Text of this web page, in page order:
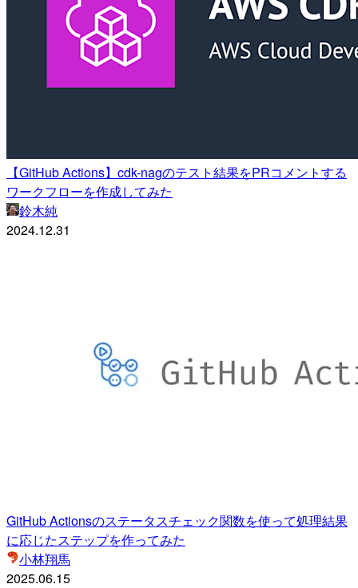
【GitHub Actions】cdk-nagのテスト結果をPRコメントする
ワークフローを作成してみた
鈴木純
2024.12.31
GitHub Actionsのステータスチェック関数を使って処理結果
に応じたステップを作ってみた
小林翔馬
2025.06.15